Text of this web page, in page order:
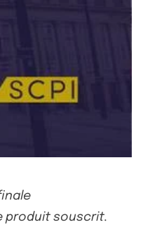
produit souscrit.